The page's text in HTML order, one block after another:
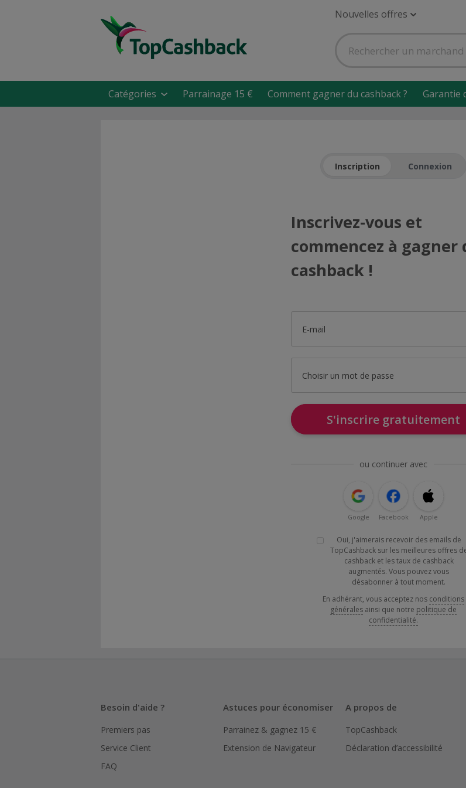
Nouvelles offres
Catégories Parrainage 15 € Comment gagner du cashback ? Garantie
Inscription Connexion
Inscrivez-vous et
commencez à gagner
cashback !
E-mail
Choisir un mot de passe
S'inscrire gratuitement
ou continuer avec
Google Facebook Apple
Oui, j'aimerais recevoir des emails de
TopCashback sur les meilleures offres
cashback et les taux de cashback
augmentés. Vous pouvez vous
désabonner à tout moment.
En adhérant, vous acceptez nos conditions
générales ainsi que notre politique de
confidentialité.
Besoin d'aide ?
Premiers pas
Service Client
FAQ
Astuces pour économiser
Parrainez & gagnez 15 €
Extension de Navigateur
A propos de
TopCashback
Déclaration d’accessibilité